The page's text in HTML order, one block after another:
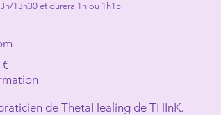
13h30 et durera 1h ou 1h15
€
de ThetaHealing de THInK.